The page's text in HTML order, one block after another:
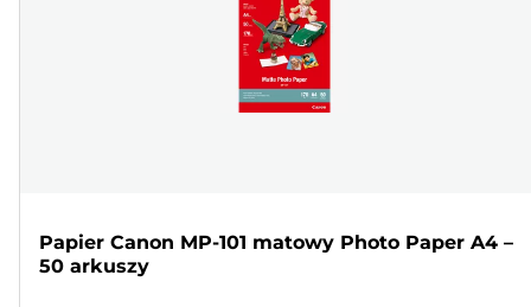
Papier Canon MP-101 matowy Photo Paper A4 –
50 arkuszy